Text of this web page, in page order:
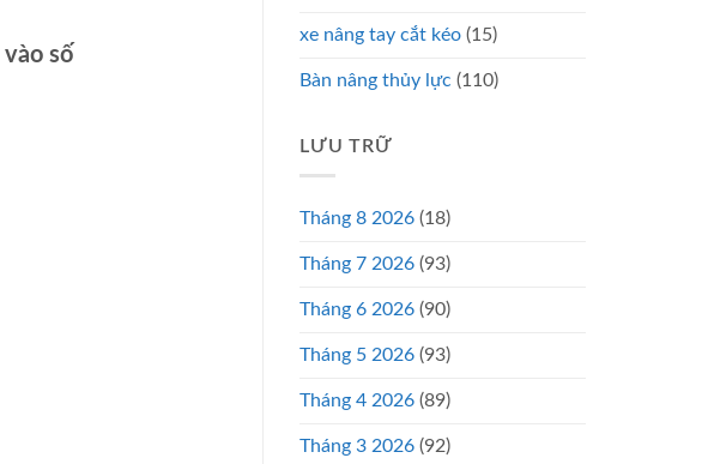
số
xe nâng tay cắt kéo (15)
Bàn nâng thủy lực (110)
LƯU TRỮ
Tháng 8 2026 (18)
Tháng 7 2026 (93)
Tháng 6 2026 (90)
Tháng 5 2026 (93)
Tháng 4 2026 (89)
Tháng 3 2026 (92)